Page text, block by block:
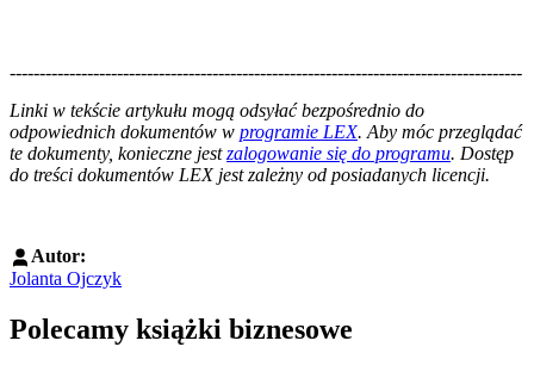
--------------------------------------------------------------------------------------
Linki w tekście artykułu mogą odsyłać bezpośrednio do
odpowiednich dokumentów w programie LEX. Aby móc przeglądać
te dokumenty, konieczne jestzalogowanie się do programu. Dostęp
do treści dokumentów LEX jest zależny od posiadanych licencji.
Autor:
Jolanta Ojczyk
Polecamy książki biznesowe